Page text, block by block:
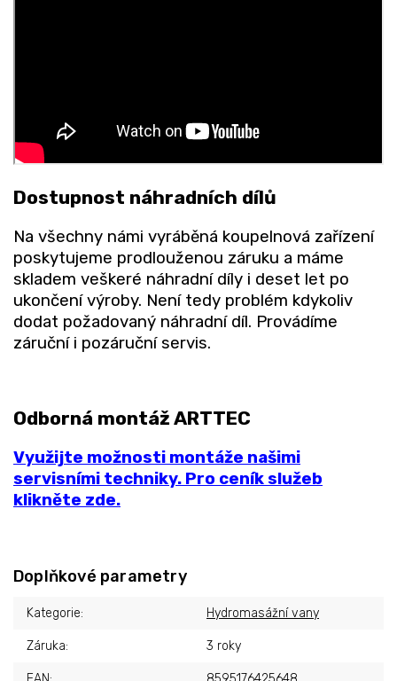
Dostupnost náhradních dílů
Na všechny námi vyráběná koupelnová zařízení
poskytujeme prodlouženou záruku a máme
skladem veškeré náhradní díly i deset let po
ukončení výroby. Není tedy problém kdykoliv
dodat požadovaný náhradní díl. Provádíme
záruční i pozáruční servis.
Odborná montáž ARTTEC
Využijte možnosti montáže našimi
servisními techniky. Pro ceník služeb
klikněte zde.
Doplňkové parametry
Kategorie: Hydromasážní vany
Záruka: 3 roky